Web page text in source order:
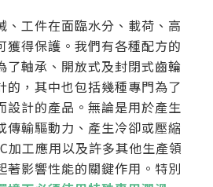
、工件在面臨水分、載荷、高
獲得保護。我們有各種配方的
了軸承、開放式及封閉式齒輪
的，其中也包括幾種專門為了
設計的產品。無論是用於產生
傳輸驅動力、產生冷卻或壓縮
加工應用以及許多其他生產領
著影響性能的關鍵作用。特別